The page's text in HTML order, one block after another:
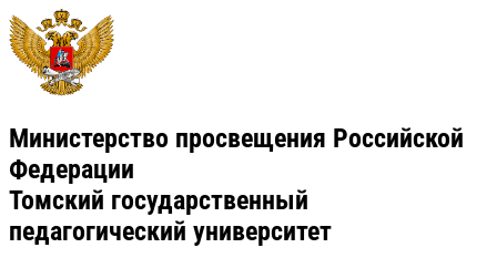
Министерство просвещения Российской
Федерации
Томский государственный
педагогический университет